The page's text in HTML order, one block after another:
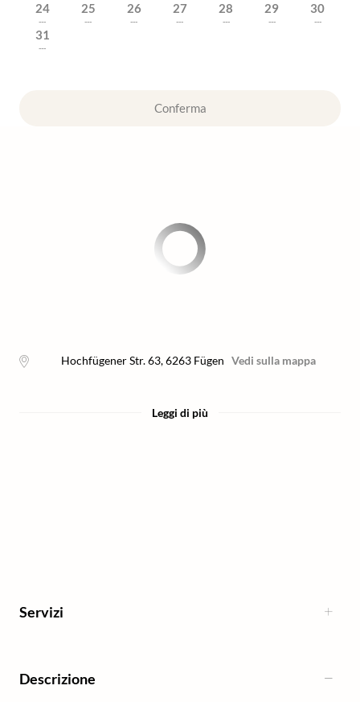
24
---
25
---
26
---
27
---
28
---
29
---
30
---
31
---
Conferma
Hochfügener Str. 63,6263 Fügen Vedi sulla mappa
Leggi di più
Servizi
Descrizione